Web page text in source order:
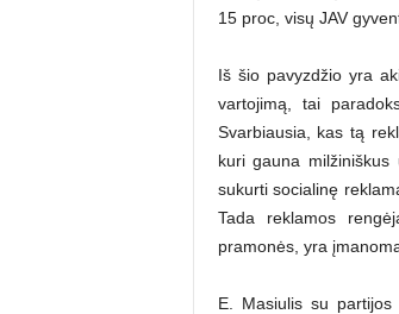
15 proc, visų JAV
Iš šio pavyzdžio yra
vartojimą, tai
Svarbiausia, kas tą
kuri gauna
sukurti socialinę
Tada reklamos
pramonės, yra
E. Masiulis su partijos